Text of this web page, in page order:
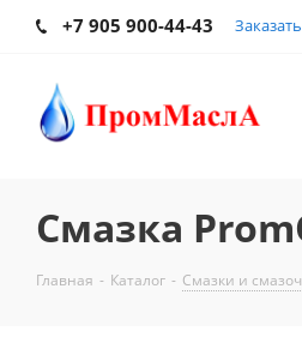
+7 905 900-44-43
Смазка
Главная - Каталог - Смазки и